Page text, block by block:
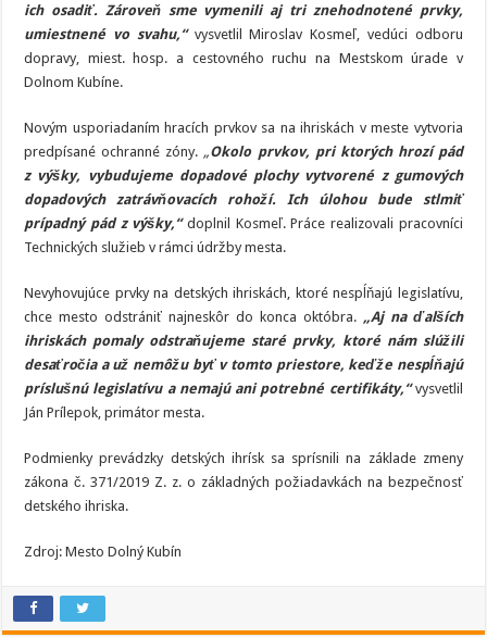
ich osadiť. Zároveň sme vymenili aj tri znehodnotené prvky,
umiestnené vo svahu,“ vysvetlil Miroslav Kosmeľ, vedúci odboru
dopravy, miest. hosp. a cestovného ruchu na Mestskom úrade v
Dolnom Kubíne.
Novým usporiadaním hracích prvkov sa na ihriskách v meste vytvoria
predpísané ochranné zóny. „Okolo prvkov, pri ktorých hrozí pád
z výšky, vybudujeme dopadové plochy vytvorené z gumových
dopadových zatrávňovacích rohoží. Ich úlohou bude stlmiť
prípadný pád z výšky,“doplnil Kosmeľ. Práce realizovali pracovníci
Technických služieb v rámci údržby mesta.
Nevyhovujúce prvky na detských ihriskách, ktoré nespĺňajú legislatívu,
chce mesto odstrániť najneskôr do konca októbra. „Aj na ďalších
ihriskách pomaly odstraňujeme staré prvky, ktoré nám slúžili
desaťročia a už nemôžu byť v tomto priestore, keďže nespĺňajú
príslušnú legislatívu a nemajú ani potrebné certifikáty,“vysvetlil
Ján Prílepok, primátor mesta.
Podmienky prevádzky detských ihrísk sa sprísnili na základe zmeny
zákona č. 371/2019 Z. z. o základných požiadavkách na bezpečnosť
detského ihriska.
Zdroj: Mesto Dolný Kubín